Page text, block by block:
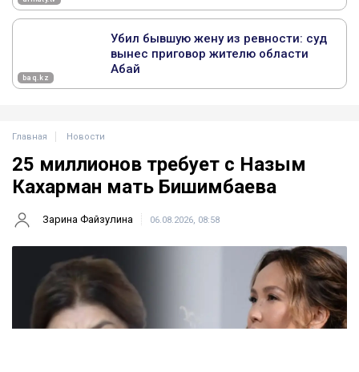
Главная Новости
25 миллионов требует с Назым
Кахарман мать Бишимбаева
Зарина Файзулина 06.08.2026, 08:58